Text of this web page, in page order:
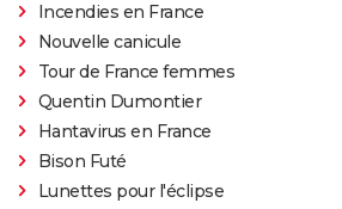
Incendies en France
Nouvelle canicule
Tour de France femmes
Quentin Dumontier
Hantavirus en France
Bison Futé
Lunettes pour l'éclipse